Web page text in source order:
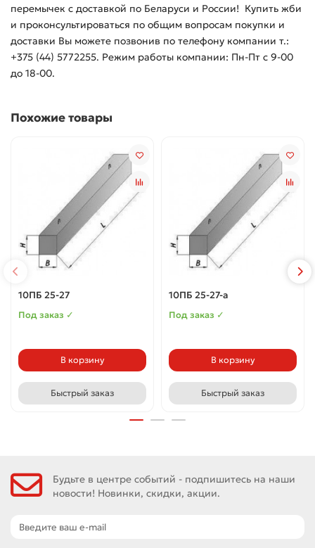
перемычек с доставкой по Беларуси и России! Купить жби
и проконсультироваться по общим вопросам покупки и
доставки Вы можете позвонив по телефону компании т.:
+375 (44) 5772255. Режим работы компании: Пн-Пт с 9-00
до 18-00.
Похожие товары
10ПБ 25-27
Под заказ ✓
В корзину
Быстрый заказ
10ПБ 25-27-а
Под заказ ✓
В корзину
Быстрый заказ
Будьте в центре событий - подпишитесь на наши
новости! Новинки, скидки, акции.